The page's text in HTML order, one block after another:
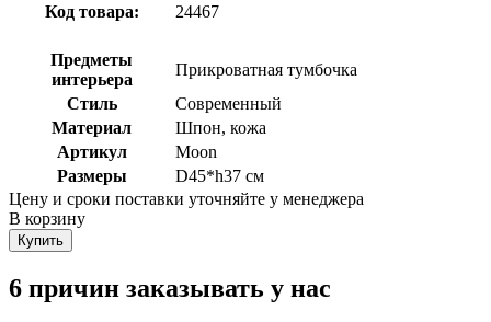
Код товара:
24467
Предметы
интерьера
Прикроватная тумбочка
Стиль
Современный
Материал
Шпон, кожа
Артикул
Moon
Размеры
D45*h37 см
Цену и сроки поставки уточняйте у менеджера
В корзину
Купить
6 причин заказывать у нас